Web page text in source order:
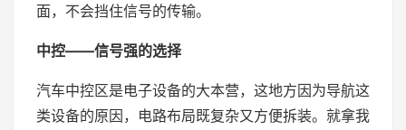
面，不会挡住信号的传输。
中控——信号强的选择
汽车中控区是电子设备的大本营，这地方因为导航这
类设备的原因，电路布局既复杂又方便拆装。就拿我